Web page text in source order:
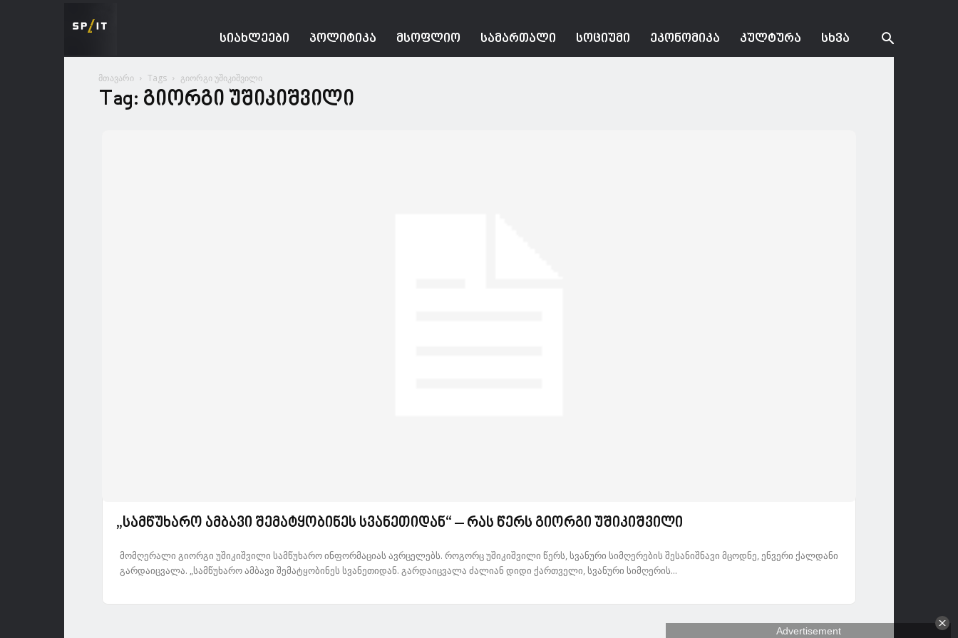
ᲡᲘᲐᲮᲚᲔᲔᲑᲘ ᲞᲝᲚᲘᲢᲘᲙᲐ ᲛᲡᲝᲤᲚᲘᲝ ᲡᲐᲛᲐᲠᲗᲐᲚᲘ ᲡᲝᲪᲘᲣᲛᲘ ᲔᲙᲝᲜᲝᲛᲘᲙᲐ ᲙᲣᲚᲢᲣᲠᲐ ᲡᲮᲕᲐ
მთავარი Tags გიორგი უშიკიშვილი
Tag: გიორგი უშიკიშვილი
„სამწუხარო ამბავი შემატყობინეს სვანეთიდან“ – რას წერს გიორგი უშიკიშვილი
მომღერალი გიორგი უშიკიშვილი სამწუხარო ინფორმაციას ავრცელებს. როგორც უშიკიშვილი წერს, სვანური სიმღერების შესანიშნავი მცოდნე, ენვერი ქალდანი
გარდაიცვალა. „სამწუხარო ამბავი შემატყობინეს სვანეთიდან. გარდაიცვალა ძალიან დიდი ქართველი, სვანური სიმღერის...